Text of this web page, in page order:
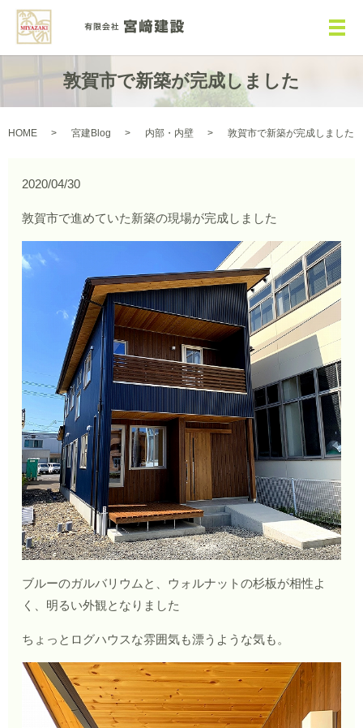
メ
敦賀市で新築が完成しました
HOME 宮建Blog 内部・内壁 敦賀市で新築が完成しました
2020/04/30
敦賀市で進めていた新築の現場が完成しました
ブルーのガルバリウムと、ウォルナットの杉板が相性よ
く、明るい外観となりました
ちょっとログハウスな雰囲気も漂うような気も。